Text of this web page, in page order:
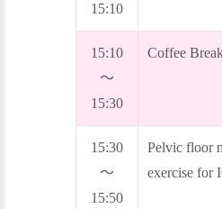
15:10
15:10
～
15:30
Coffee
15:30
～
15:50
Pelvic floor
exercise for